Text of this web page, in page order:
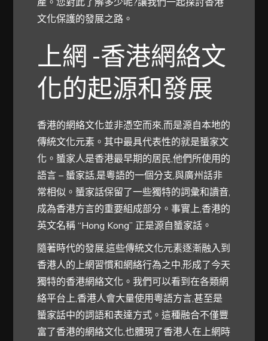
文化保護的發展之路。
上網 -香港網絡文
化的起源和發展
香港的網絡文化並非憑空而來,而是源自本地的
傳統文化元素。其中最具代表性的就是蜑家文
化。蜑家人是香港最早期的居民,他們所使用的
語言 – 蜑家話,是粵語的一個分支,與廣州話非
常相似。蜑家話保留了一些獨特的詞彙和讀音,
成為香港方言的重要組成部分。事實上,香港的
英文名稱 “Hong Kong” 正是源自蜑家話。
隨著時代的發展,這些傳統文化元素逐漸融入到
香港人的上網習慣和網絡行為之中,形成了今天
獨特的香港網絡文化。我們可以看到在各類網
絡平台上,香港人會大量使用粵語方言,甚至是
蜑家話中的詞語和表達方式。這種融合不僅豐
富了香港的網絡文化,也體現了香港人在上網時